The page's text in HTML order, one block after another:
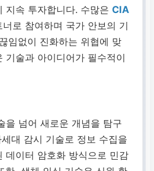
지속 투자합니다. 수많은CIA
로 참여하며 국가 안보의 기
임없이 진화하는 위협에 맞
기술과 아이디어가 필수적이
을 넘어 새로운 개념을 탐구
세대 감시 기술로 정보 수집을
데이터 암호화 방식 으로 민감